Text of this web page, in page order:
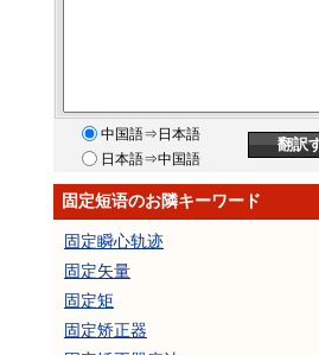
中国語⇒日本語
日本語⇒中国語
固定短语のお隣キーワード
固定瞬心轨迹
固定矢量
固定矩
固定矫正器